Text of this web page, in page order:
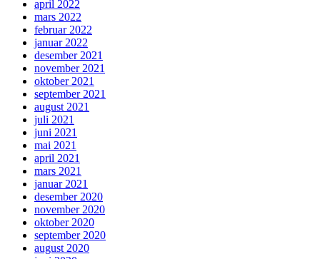
april 2022
mars 2022
februar 2022
januar 2022
desember 2021
november 2021
oktober 2021
september 2021
august 2021
juli 2021
juni 2021
mai 2021
april 2021
mars 2021
januar 2021
desember 2020
november 2020
oktober 2020
september 2020
august 2020